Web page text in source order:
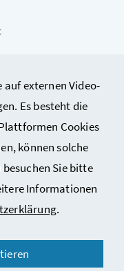
auf externen Video-
Es besteht die
Cookies
können solche
Sie bitte
Informationen
.
Gesundheit,